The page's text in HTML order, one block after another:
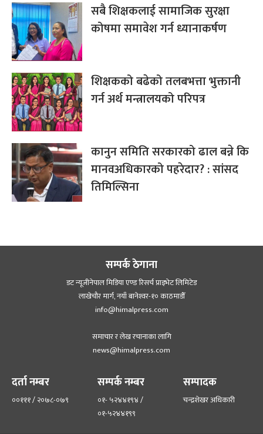
सबै शिक्षकलाई सामाजिक सुरक्षा
कोषमा समावेश गर्न ध्यानाकर्षण
शिक्षकको बढेको तलबभत्ता भुक्तानी
गर्न अर्थ मन्त्रालयको परिपत्र
कानुन समिति सरकारको ढाल बन्ने कि
मानवअधिकारको पहरेदार? : सांसद
तिमिल्सिना
सम्पर्क ठेगाना
डट न्यूजीनेपाल मिडिया एण्ड रिसर्च प्राइभेट लिमिटेड
लाखेचौर मार्ग, नयाँ बानेश्‍वर-१० काठमाडौँ
info@himalpress.com
समाचार र लेख रचानाका लागि
news@himalpress.com
दर्ता नम्बर
००१११ / २०७८-०७९
सम्पर्क नम्बर
०१- ५२४४१९४ /
०१-५२४४१९९
सम्पादक
चन्द्रशेखर अधिकारी